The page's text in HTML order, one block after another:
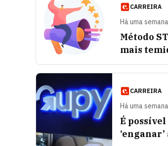
CARREIRA
Há uma
Método
mais
CARREIRA
Há uma
É
‘enganar’